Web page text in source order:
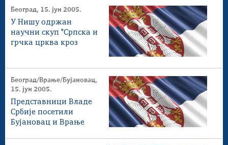
Београд, 15. јун 2005.
У Нишу одржан
научни скуп "Српска и
грчка црква кроз
Београд/Врање/Бујановац,
15. јун 2005.
Представници Владе
Србије посетили
Бујановац и Врање